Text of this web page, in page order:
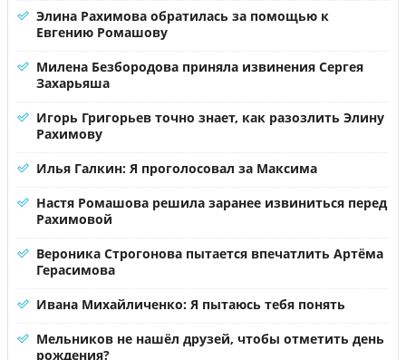
Элина Рахимова обратилась за помощью к
Евгению Ромашову
Милена Безбородова приняла извинения Сергея
Захарьяша
Игорь Григорьев точно знает, как разозлить Элину
Рахимову
Илья Галкин: Я проголосовал за Максима
Настя Ромашова решила заранее извиниться перед
Рахимовой
Вероника Строгонова пытается впечатлить Артёма
Герасимова
Ивана Михайличенко: Я пытаюсь тебя понять
Мельников не нашёл друзей, чтобы отметить день
рождения?